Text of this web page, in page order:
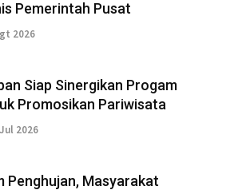
Pemerintah Pusat
2026
Siap Sinergikan Progam
Promosikan Pariwisata
2026
Penghujan, Masyarakat